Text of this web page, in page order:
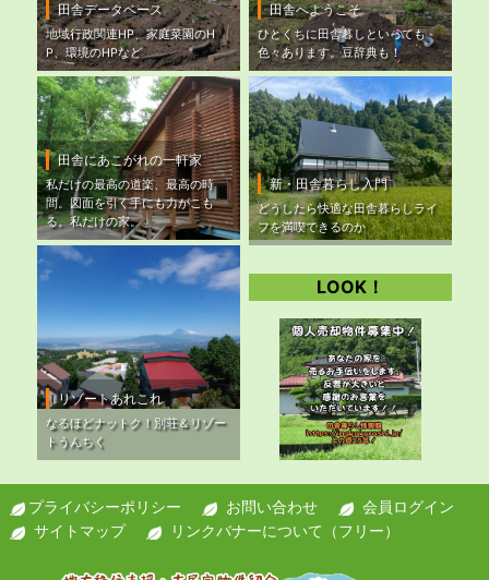
田舎データベース
地域行政関連HP、家庭菜園のH
P、環境のHPなど
田舎へようこそ
ひとくちに田舎暮しといっても
色々あります。豆辞典も！
田舎にあこがれの一軒家
私だけの最高の道楽、最高の時
間。図面を引く手にも力がこも
る。私だけの家。
新・田舎暮らし入門
どうしたら快適な田舎暮らしライ
フを満喫できるのか
リゾートあれこれ
なるほどナットク！別荘＆リゾー
トうんちく
LOOK！
プライバシーポリシー お問い合わせ
会員ログイン
サイトマップ
リンクバナーについて（フリー）